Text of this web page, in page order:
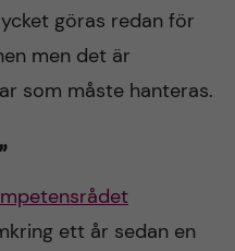
göras redan för
men det är
som måste hanteras.
ett år sedan en